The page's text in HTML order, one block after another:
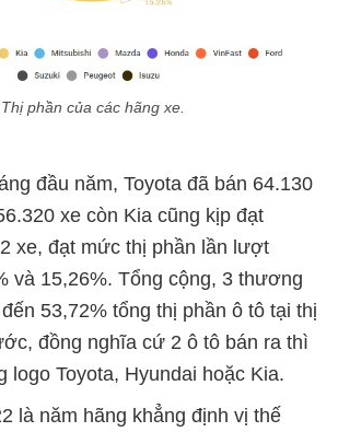
Thị phần của các hãng xe.
đầu năm, Toyota đã bán 64.130
xe còn Kia cũng kịp đạt
xe, đạt mức thị phần lần lượt
và 15,26%. Tổng cộng, 3 thương
53,72% tổng thị phần ô tô tại thị
đồng nghĩa cứ 2 ô tô bán ra thì
logo Toyota, Hyundai hoặc Kia.
là năm hãng khẳng định vị thế